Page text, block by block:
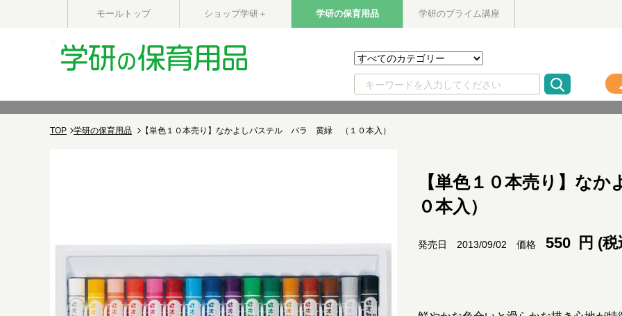
モールトップ ショップ学研＋ 学研の保育用品 学研のプライム講座
TOP 学研の保育用品 【単色１０本売り】なかよしパステル バラ 黄緑 （１０本入）
【単色１０本売り】
０本入）
発売日 2013/09/02 価格 550 円 (